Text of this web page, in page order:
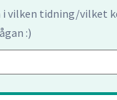
i vilken tidning/vilket
:)